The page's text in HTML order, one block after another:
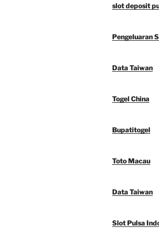
slot deposit
Pengeluaran
Data Taiwan
Togel China
Bupatitogel
Toto Macau
Data Taiwan
Slot Pulsa